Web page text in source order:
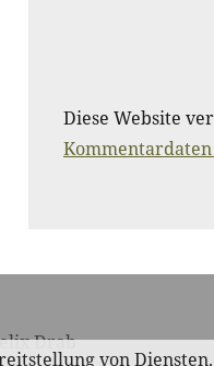
Diese Website
Drab
von